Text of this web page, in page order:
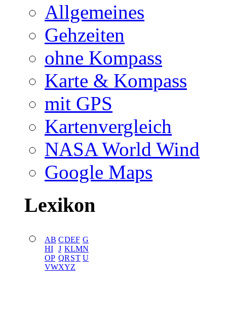
Allgemeines
Gehzeiten
ohne Kompass
Karte & Kompass
mit GPS
Kartenvergleich
NASA World Wind
Google Maps
Lexikon
AB CDEF G
HI J KLMN
OP QR ST U
VWXYZ